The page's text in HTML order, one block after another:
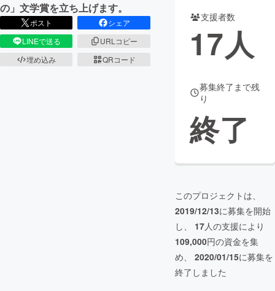
の」文学賞を立ち上げます。
ポスト
シェア
LINEで送る
URLコピー
埋め込み
QRコード
支援者数
17人
募集終了まで残
り
終了
このプロジェクトは、
2019/12/13に募集を開始
し、 17人の支援により
109,000円の資金を集
め、 2020/01/15に募集を
終了しました